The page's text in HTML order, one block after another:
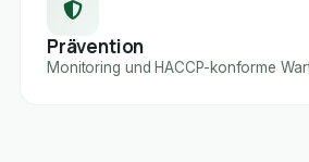
Prävention
Monitoring und HACCP-konforme